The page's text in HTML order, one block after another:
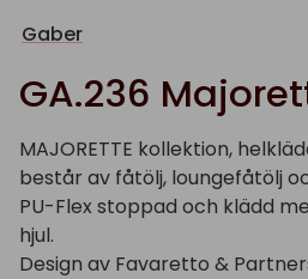
Gaber
GA.236
MAJORETTE kollektion,
består av fåtölj, loungefåtölj
PU-Flex stoppad och klädd
hjul.
Design av Favaretto &